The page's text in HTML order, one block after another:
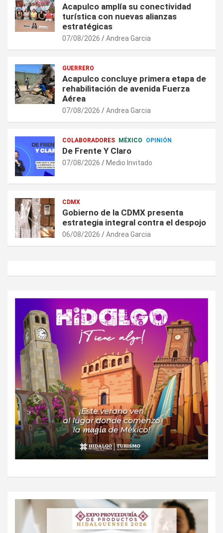
Acapulco amplía su conectividad
turística con nuevas alianzas
estratégicas
07/08/2026 Andrea Garcia
GUERRERO
Acapulco concluye primera etapa de
rehabilitación de avenida Fuerza
Aérea
07/08/2026 Andrea Garcia
COLABORADORES MÉXICO OPINIÓN
De Frente Y Claro
07/08/2026 Medio Invitado
CDMX
Gobierno de la CDMX presenta
estrategia integral contra el despojo
06/08/2026 Andrea Garcia